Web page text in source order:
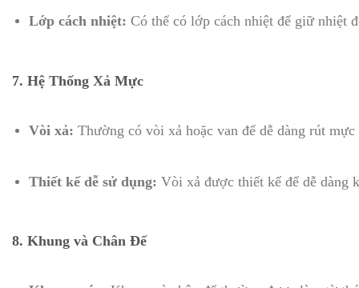
Lớp cách nhiệt: Có thể có lớp cách nhiệt để giữ nhiệt
7. Hệ Thống Xả Mực
Vòi xả: Thường có vòi xả hoặc van để dễ dàng rút
Thiết kế dễ sử dụng: Vòi xả được thiết kế để dễ dàng
8. Khung và Chân Đế